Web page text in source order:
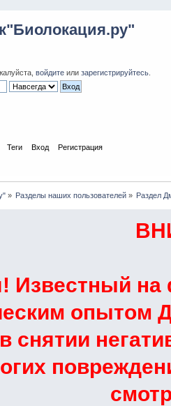
войдитеили зарегистрируйтесь.
Теги Вход Регистрация
» Разделы наших пользователей » Раздел
Известный
опытом
снятии